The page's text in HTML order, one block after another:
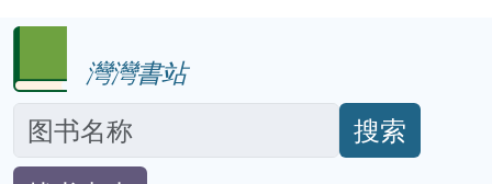
灣灣書站
搜索